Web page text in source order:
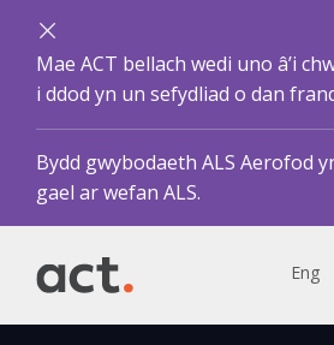
Mae ACT bellach wedi uno â’i
i ddod yn un sefydliad o dan
Bydd gwybodaeth ALS Aerofod
gael ar wefan ALS.
Eng